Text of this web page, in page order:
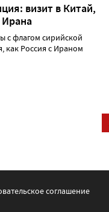
визит в Китай,
с флагом сирийской
Россия с Ираном
соглашение